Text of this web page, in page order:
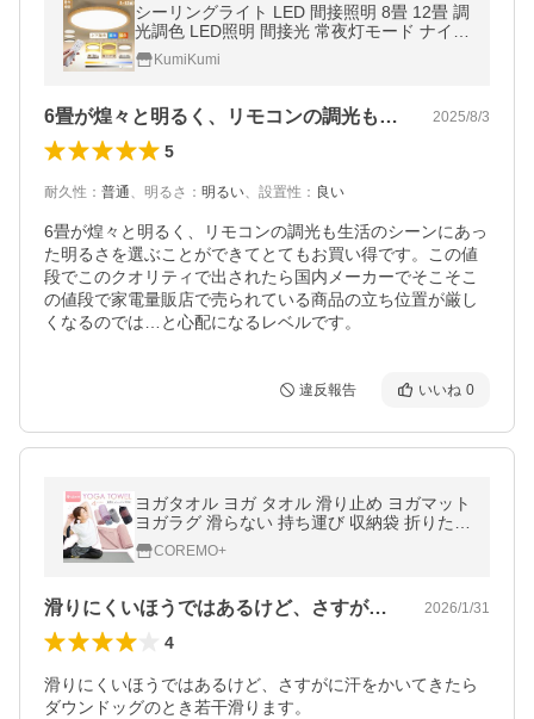
シーリングライト LED 間接照明 8畳 12畳 調
光調色 LED照明 間接光 常夜灯モード ナイト
ライト リビング 寝室 白枠 コンパクト 和風
インテリア 和室 洋室 照明
KumiKumi
6畳が煌々と明るく、リモコンの調光も生… 2025/8/3
5
耐久性 ： 普通、 明るさ ： 明るい、 設置性 ： 良い
6畳が煌々と明るく、リモコンの調光も生活のシーンにあっ
た明るさを選ぶことができてとてもお買い得です。この値
段でこのクオリティで出されたら国内メーカーでそこそこ
の値段で家電量販店で売られている商品の立ち位置が厳し
くなるのでは…と心配になるレベルです。
違反報告 いいね 0
ヨガタオル ヨガ タオル 滑り止め ヨガマット
ヨガラグ 滑らない 持ち運び 収納袋 折りたた
み 収納ポーチ 収納ケース 無地 おしゃれ コ
ンパクト 洗濯可 爆買
COREMO+
滑りにくいほうではあるけど、さすがに汗… 2026/1/31
4
滑りにくいほうではあるけど、さすがに汗をかいてきたら
ダウンドッグのとき若干滑ります。